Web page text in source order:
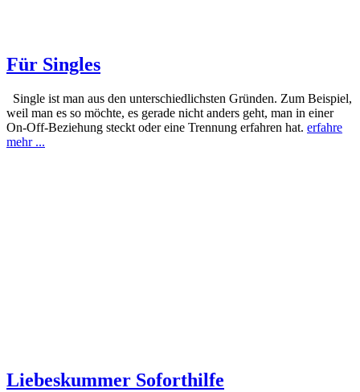
Für Singles
Single ist man aus den unterschiedlichsten Gründen. Zum Beispiel,
weil man es so möchte, es gerade nicht anders geht, man in einer
On-Off-Beziehung steckt oder eine Trennung erfahren hat. erfahre
mehr ...
Liebeskummer Soforthilfe